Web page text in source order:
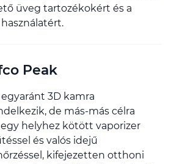
üveg tartozékokért és a
Peak
egyaránt 3D kamra
de más-más célra
egy helyhez kötött vaporizer
és valós idejű
kifejezetten otthoni